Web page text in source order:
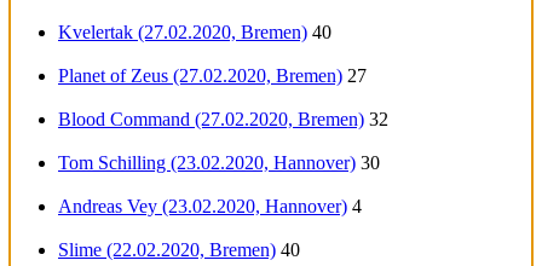
Kvelertak (27.02.2020, Bremen) 40
Planet of Zeus (27.02.2020, Bremen) 27
Blood Command (27.02.2020, Bremen) 32
Tom Schilling (23.02.2020, Hannover) 30
Andreas Vey (23.02.2020, Hannover) 4
Slime (22.02.2020, Bremen) 40